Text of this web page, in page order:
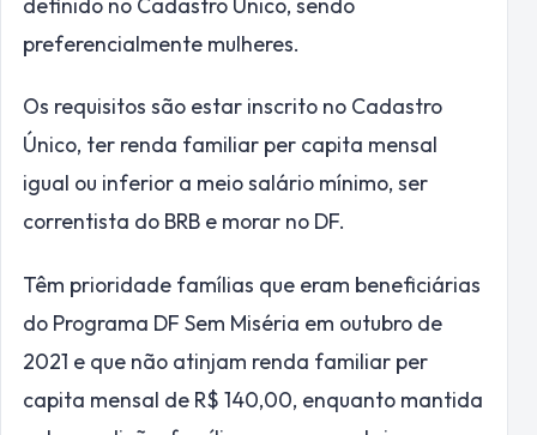
preferencialmente mulheres.
Os requisitos são estar inscrito no Cadastro
Único, ter renda familiar per capita mensal
igual ou inferior a meio salário mínimo, ser
correntista do BRB e morar no DF.
Têm prioridade famílias que eram beneficiárias
do Programa DF Sem Miséria em outubro de
2021 e que não atinjam renda familiar per
capita mensal de R$ 140,00, enquanto mantida